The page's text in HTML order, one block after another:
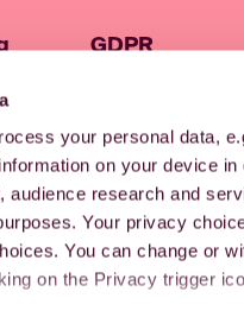
your personal data,
on your device
audience research and
Your privacy
You can change or
on the Privacy trigger
GDPR